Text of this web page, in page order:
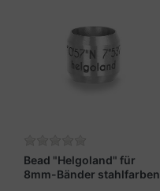
Bead "Helgoland" für
8mm-Bänder stahlfarben